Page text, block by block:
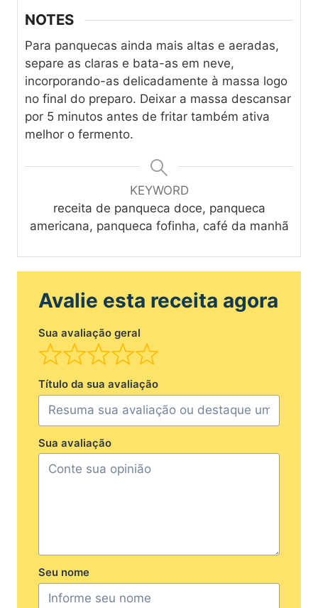
NOTES
Para panquecas ainda mais altas e aeradas,
separe as claras e bata-as em neve,
incorporando-as delicadamente à massa logo
no final do preparo. Deixar a massa descansar
por 5 minutos antes de fritar também ativa
melhor o fermento.
KEYWORD
receita de panqueca doce, panqueca
americana, panqueca fofinha, café da manhã
Avalie esta receita agora
Sua avaliação geral
Título da sua avaliação
Sua avaliação
Seu nome